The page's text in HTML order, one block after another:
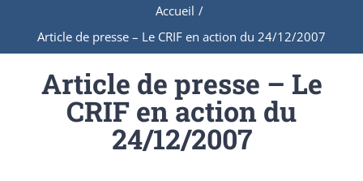
Accueil /
Article de presse – Le CRIF en action du 24/12/2007
Article de presse – Le
CRIF en action du
24/12/2007